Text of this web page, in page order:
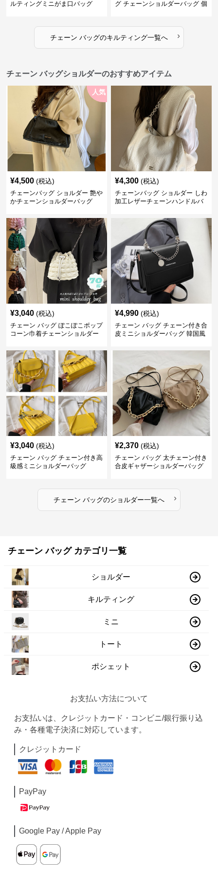
ルティングミニがま口バッグ
グ チェーンショルダーバッグ 個
チェーン バッグのキルティング一覧へ ›
チェーン バッグショルダーのおすすめアイテム
人気
¥4,500 (税込)
チェーンバッグ ショルダー 艶や
かチェーンショルダーバッグ
¥4,300 (税込)
チェーンバッグ ショルダー しわ
加工レザーチェーンハンドルバ
¥3,040 (税込)
チェーン バッグ ぽこぽこポップ
コーン巾着チェーンショルダー
¥4,990 (税込)
チェーン バッグ チェーン付き合
皮ミニショルダーバッグ 韓国風
¥3,040 (税込)
チェーン バッグ チェーン付き高
級感ミニショルダーバッグ
¥2,370 (税込)
チェーン バッグ 太チェーン付き
合皮ギャザーショルダーバッグ
チェーン バッグのショルダー一覧へ ›
チェーン バッグ カテゴリ一覧
ショルダー
キルティング
ミニ
トート
ポシェット
お支払い方法について
お支払いは、クレジットカード・コンビニ/銀行振り込
み・各種電子決済に対応しています。
クレジットカード
PayPay
Google Pay / Apple Pay